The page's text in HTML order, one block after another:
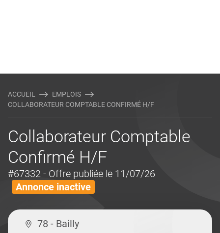
ACCUEIL
EMPLOIS
COLLABORATEUR COMPTABLE CONFIRMÉ H/F
Collaborateur Comptable
Confirmé H/F
#67332 - Offre publiée le 11/07/26
Annonce inactive
78 - Bailly